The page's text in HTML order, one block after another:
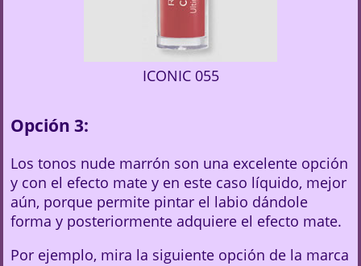
ICONIC 055
Opción 3:
Los tonos nude marrón son una excelente opción
y con el efecto mate y en este caso líquido, mejor
aún, porque permite pintar el labio dándole
forma y posteriormente adquiere el efecto mate.
Por ejemplo, mira la siguiente opción de la marca